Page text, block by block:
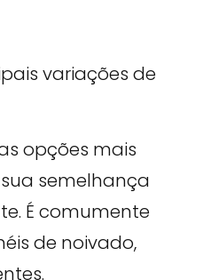
variações de
opções mais
semelhança
É comumente
de noivado,